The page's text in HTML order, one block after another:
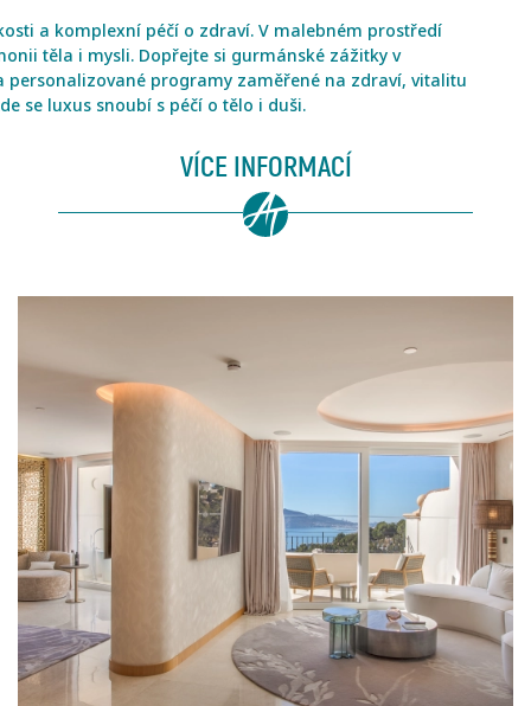
a komplexní péčí o zdraví. V malebném prostředí
těla i mysli. Dopřejte si gurmánské zážitky v
programy zaměřené na zdraví, vitalitu
se luxus snoubí s péčí o tělo i duši.
VÍCE INFORMACÍ